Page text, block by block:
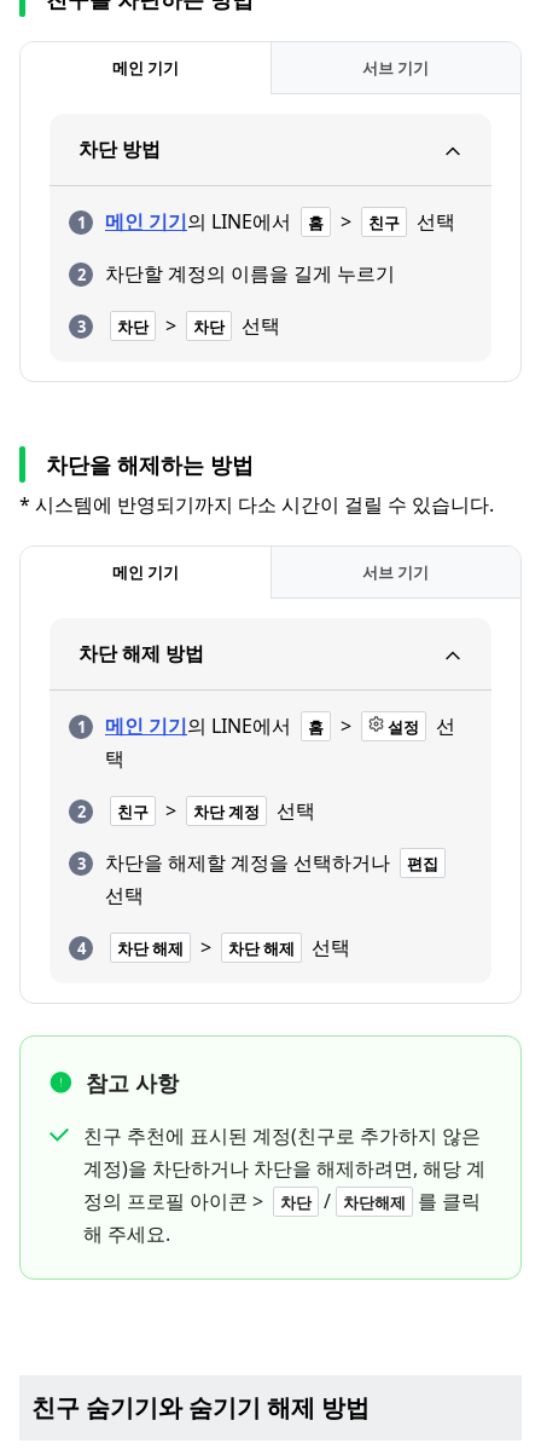
메인 기기 서브 기기
차단 방법
메인 기기의 LINE에서 홈 > 친구
선택
차단할 계정의 이름을 길게 누르기
차단 > 차단 선택
차단을 해제하는 방법
* 시스템에 반영되기까지 다소 시간이 걸릴 수 있습니다.
메인 기기 서브 기기
차단 해제 방법
메인 기기의 LINE에서 홈 > 설정
선
택
친구 > 차단 계정
선택
차단을 해제할 계정을 선택하거나
편집
선택
차단 해제 > 차단 해제 선택
참고 사항
친구 추천에 표시된 계정(친구로 추가하지 않은
계정)을 차단하거나 차단을 해제하려면, 해당 계
정의 프로필 아이콘 >
차단 / 차단해제
를 클릭
해 주세요.
친구 숨기기와 숨기기 해제 방법